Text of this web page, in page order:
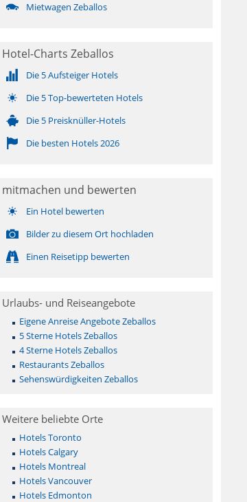
Mietwagen Zeballos
Hotel-Charts Zeballos
Die 5 Aufsteiger Hotels
Die 5 Top-bewerteten Hotels
Die 5 Preisknüller-Hotels
Die besten Hotels 2026
mitmachen und bewerten
Ein Hotel bewerten
Bilder zu diesem Ort hochladen
Einen Reisetipp bewerten
Urlaubs- und Reiseangebote
Eigene Anreise Angebote Zeballos
5 Sterne Hotels Zeballos
4 Sterne Hotels Zeballos
Restaurants Zeballos
Sehenswürdigkeiten Zeballos
Weitere beliebte Orte
Hotels Toronto
Hotels Calgary
Hotels Montreal
Hotels Vancouver
Hotels Edmonton